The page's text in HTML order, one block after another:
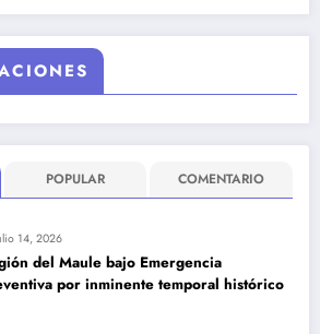
POPULAR COMENTARIO
14, 2026
del Maule bajo Emergencia
por inminente temporal histórico